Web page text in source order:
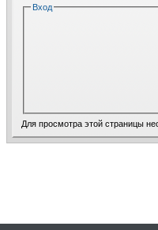
Вход
Для просмотра этой страницы